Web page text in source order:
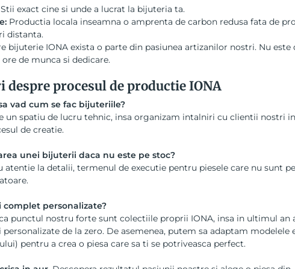
Stii exact cine si unde a lucrat la bijuteria ta.
Productia locala inseamna o amprenta de carbon redusa fata de
distanta.
bijuterie IONA exista o parte din pasiunea artizanilor nostri. Nu este
de munca si dedicare.
despre procesul de productie IONA
vad cum se fac bijuteriile?
un spatiu de lucru tehnic, insa organizam intalniri cu clientii nostri
de creatie.
unei bijuterii daca nu este pe stoc?
atentie la detalii, termenul de executie pentru piesele care nu sunt
complet personalizate?
punctul nostru forte sunt colectiile proprii IONA, insa in ultimul an
de la zero. De asemenea, putem sa adaptam modelele
pentru a crea o piesa care sa ti se potriveasca perfect.